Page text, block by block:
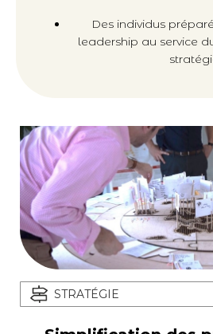
Des individus
leadership au service
STRATÉGIE